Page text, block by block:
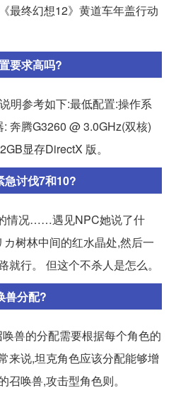
最终幻想12》黄道车年盖行动
要求高吗?
明参考如下:最低配置:操作系
奔腾G3260 @ 3.0GHz(双核)
显存DirectX 版。
急讨伐7和10?
情况……遇见NPC她说了什
树林中间的红水晶处,然后一
行。 但这个不杀人是怎么。
兽分配?
兽的分配需要根据每个角色的
来说,坦克角色应该分配能够增
唤兽,攻击型角色则。